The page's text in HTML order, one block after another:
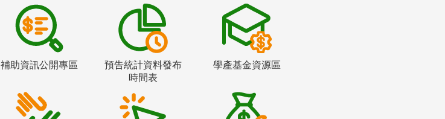
補助資訊公開專區
預告統計資料發布
時間表
學產基金資源區